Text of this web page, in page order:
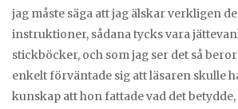
jag måste säga att jag älskar verkligen
instruktioner, sådana tycks vara
stickböcker, och som jag ser det så
enkelt förväntade sig att läsaren skulle
kunskap att hon fattade vad det